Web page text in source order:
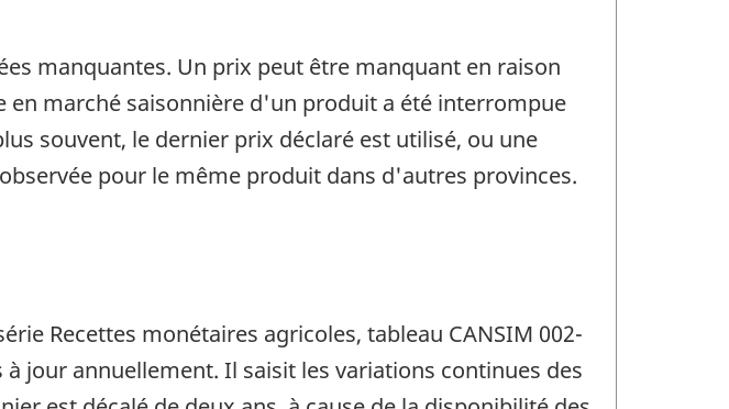
manquantes. Un prix peut être manquant en raison
marché saisonnière d'un produit a été interrompue
souvent, le dernier prix déclaré est utilisé, ou une
pour le même produit dans d'autres provinces.
Recettes monétaires agricoles, tableau CANSIM 002-
jour annuellement. Il saisit les variations continues des